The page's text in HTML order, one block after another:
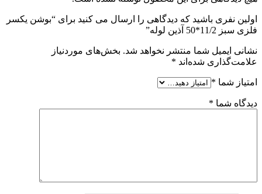
اولین نفری باشید که دیدگاهی را ارسال می کنید برای “بوشن یکسر
فلزی سبز 11/2*50 آذین لوله”
نشانی ایمیل شما منتشر نخواهد شد. بخش‌های موردنیاز
علامت‌گذاری شده‌اند *
امتیاز شما *
دیدگاه شما *